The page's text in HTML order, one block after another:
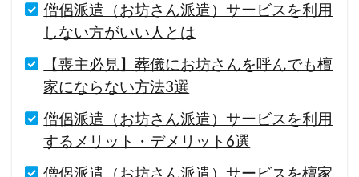
僧侶派遣（お坊さん派遣）サービスを利用
しない方がいい人とは
【喪主必見】葬儀にお坊さんを呼んでも檀
家にならない方法3選
僧侶派遣（お坊さん派遣）サービスを利用
するメリット・デメリット6選
僧侶派遣（お坊さん派遣）サービスを檀家